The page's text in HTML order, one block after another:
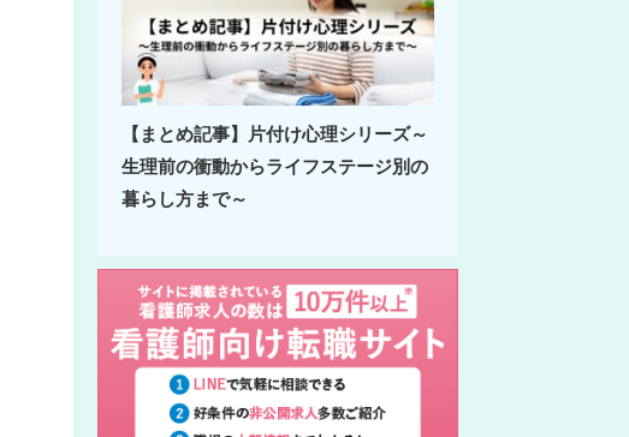
【まとめ記事】片付け心理シリーズ～
生理前の衝動からライフステージ別の
暮らし方まで～